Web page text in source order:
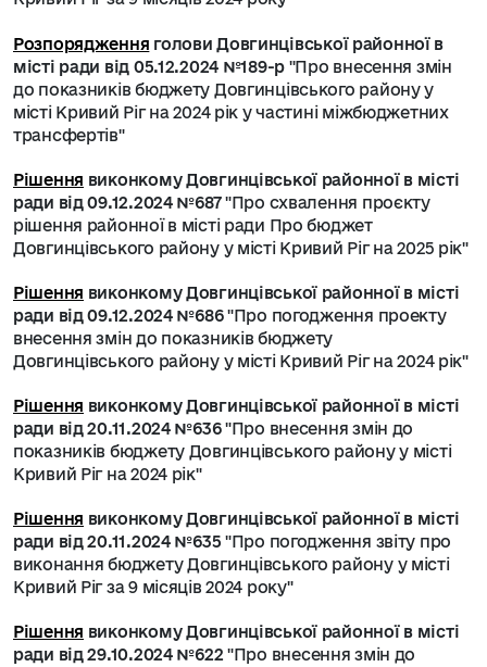
Розпорядження голови Довгинцівської районної в
місті ради від 05.12.2024 №189-р "Про внесення змін
до показників бюджету Довгинцівського району у
місті Кривий Ріг на 2024 рік у частині міжбюджетних
трансфертів"
Рішення виконкому Довгинцівської районної в місті
ради від 09.12.2024 №687"Про схвалення проєкту
рішення районної в місті ради Про бюджет
Довгинцівського району у місті Кривий Ріг на 2025 рік"
Рішення виконкому Довгинцівської районної в місті
ради від 09.12.2024 №686"Про погодження проекту
внесення змін до показників бюджету
Довгинцівського району у місті Кривий Ріг на 2024 рік"
Рішення виконкому Довгинцівської районної в місті
ради від 20.11.2024 №636"Про внесення змін до
показників бюджету Довгинцівського району у місті
Кривий Ріг на 2024 рік"
Рішення виконкому Довгинцівської районної в місті
ради від 20.11.2024 №635 "Про погодження звіту про
виконання бюджету Довгинцівського району у місті
Кривий Ріг за 9 місяців 2024 року"
Рішення виконкому Довгинцівської районної в місті
ради від 29.10.2024 №622"Про внесення змін до